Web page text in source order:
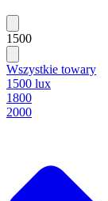
1500
Wszystkie towary
1500 lux
1800
2000